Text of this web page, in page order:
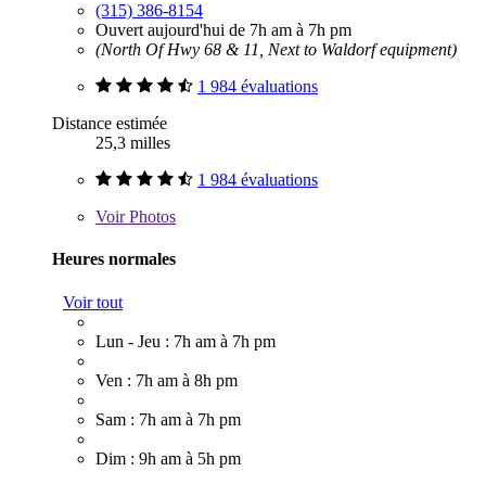
(315) 386-8154
Ouvert aujourd'hui de 7h am à 7h pm
(North Of Hwy 68 & 11, Next to Waldorf equipment)
1 984 évaluations
Distance estimée
25,3 milles
1 984 évaluations
VoirPhotos
Heures normales
Voir tout
Lun - Jeu : 7h am à 7h pm
Ven : 7h am à 8h pm
Sam : 7h am à 7h pm
Dim : 9h am à 5h pm